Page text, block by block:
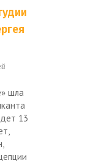
шла
13